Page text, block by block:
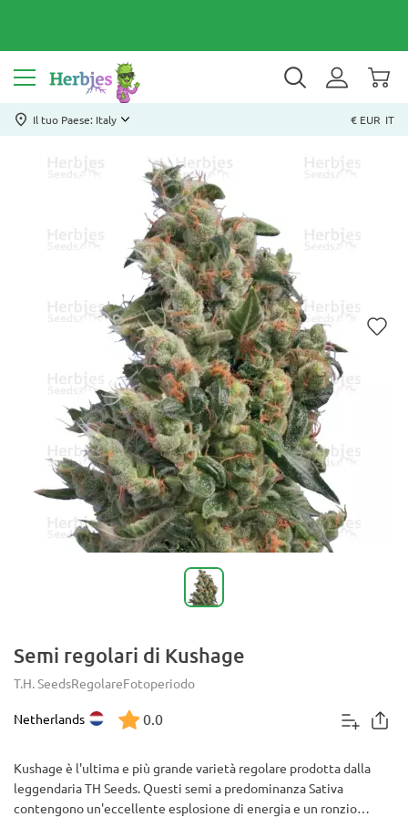
Il tuo Paese: Italy € EUR IT
Semi regolari di Kushage
T.H. SeedsRegolareFotoperiodo
Netherlands 0.0
Kushage è l'ultima e più grande varietà regolare prodotta dalla
leggendaria TH Seeds. Questi semi a predominanza Sativa
contengono un'eccellente esplosione di energia e un ronzio